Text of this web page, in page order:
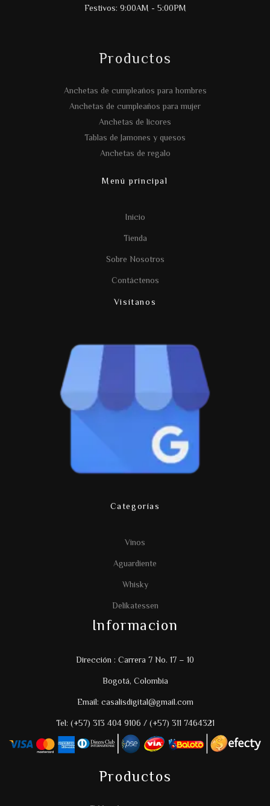
Festivos: 9:00AM - 5:00PM
Productos
Anchetas de cumpleaños para hombres
Anchetas de cumpleaños para mujer
Anchetas de licores
Tablas de Jamones y quesos
Anchetas de regalo
Menú principal
Inicio
Tienda
Sobre Nosotros
Contáctenos
Visítanos
Categorías
Vinos
Aguardiente
Whisky
Delikatessen
Informacion
Dirección : Carrera 7 No. 17 – 10
Bogotá, Colombia
Email: casalisdigital@gmail.com
Tel: (+57) 313 404 9106 / (+57) 311 7464321
Productos